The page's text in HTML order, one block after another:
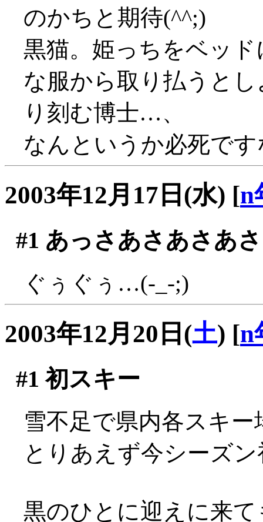
のかちと期待(^^;)
黒猫。姫っちをベッ
な服から取り払うと
り刻む博士…、
なんというか必死で
2003年12月17日(水) [n
#1 あっさあさあさあ
ぐぅぐぅ…(-_-;)
2003年12月20日(土) [n
#1 初スキー
雪不足で県内各スキ
とりあえず今シーズ
黒のひとに迎えに来